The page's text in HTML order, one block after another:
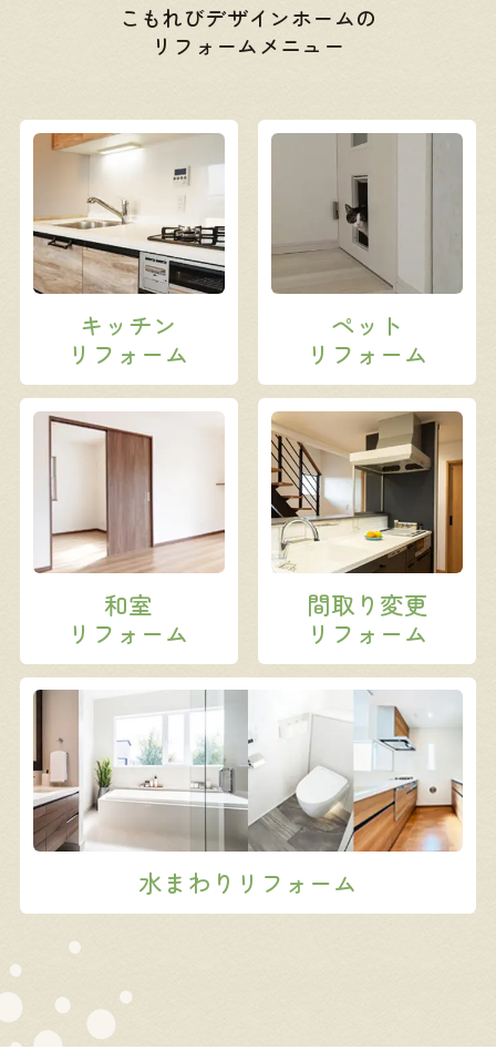
こもれびデザインホームの
リフォームメニュー
キッチン
リフォーム
ペット
リフォーム
和室
リフォーム
間取り変更
リフォーム
水まわりリフォーム